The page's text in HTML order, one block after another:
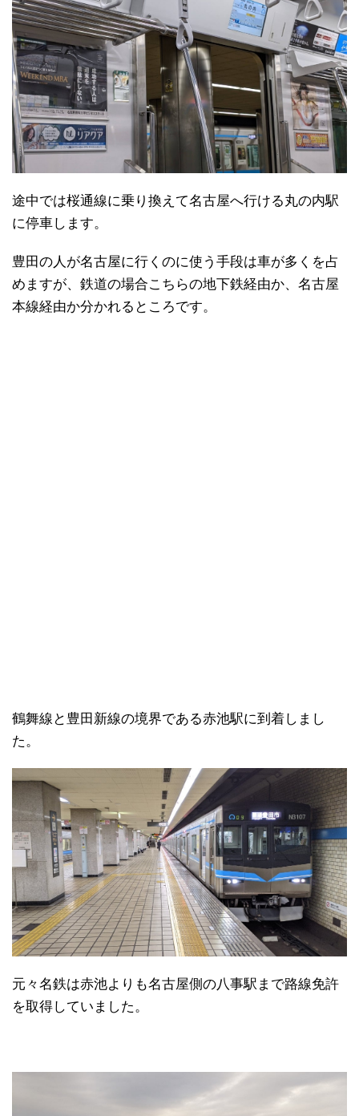
途中では桜通線に乗り換えて名古屋へ行ける丸の内駅
に停車します。
豊田の人が名古屋に行くのに使う手段は車が多くを占
めますが、鉄道の場合こちらの地下鉄経由か、名古屋
本線経由か分かれるところです。
鶴舞線と豊田新線の境界である赤池駅に到着しまし
た。
元々名鉄は赤池よりも名古屋側の八事駅まで路線免許
を取得していました。